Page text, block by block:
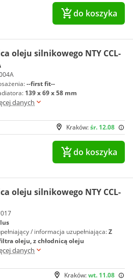
do koszyka
oleju silnikowego NTY CCL-
--first fit--
139 x 69 x 58 mm
danych
Kraków:śr. 12.08
do koszyka
oleju silnikowego NTY CCL-
/ informacja uzupełniająca:Z
oleju, z chłodnicą oleju
danych
Kraków:wt. 11.08